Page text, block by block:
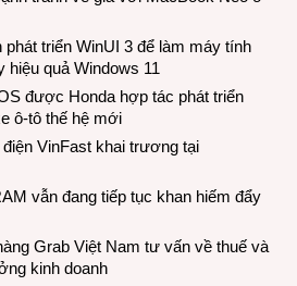
triển WinUI 3 để làm máy tính
hiệu quả Windows 11
được Honda hợp tác phát triển
ô-tô thế hệ mới
VinFast khai trương tại
vẫn đang tiếp tục khan hiếm đẩy
Grab Việt Nam tư vấn về thuế và
kinh doanh